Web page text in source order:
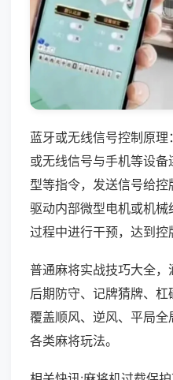
蓝牙或无线信号控制原
或无线信号与手机等设
型等指令，发送信号给
驱动内部微型电机或机
过程中进行干预，达到控
普通麻将实战技巧大全，
后期防守、记牌猜牌、杠
覆盖顺风、逆风、平局
各类麻将玩法。